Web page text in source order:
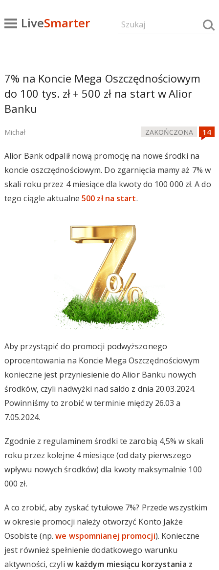
LiveSmarter
7% na Koncie Mega Oszczędnościowym
do 100 tys. zł + 500 zł na start w Alior
Banku
Michał ZAKOŃCZONA
Alior Bank odpalił nową promocję na nowe środki na
koncie oszczędnościowym. Do zgarnięcia mamy aż 7% w
skali roku przez 4 miesiące dla kwoty do 100 000 zł. A do
tego ciągle aktualne500 zł na start.
Aby przystąpić do promocji podwyższonego
oprocentowania na Koncie Mega Oszczędnościowym
konieczne jest przyniesienie do Alior Banku nowych
środków, czyli nadwyżki nad saldo z dnia 20.03.2024.
Powinniśmy to zrobić w terminie między 26.03 a
7.05.2024.
Zgodnie z regulaminem środki te zarobią 4,5% w skali
roku przez kolejne 4 miesiące (od daty pierwszego
wpływu nowych środków) dla kwoty maksymalnie 100
000 zł.
A co zrobić, aby zyskać tytułowe 7%? Przede wszystkim
w okresie promocji należy otworzyć Konto Jakże
Osobiste (np.we wspomnianej promocji). Konieczne
jest również spełnienie dodatkowego warunku
aktywności, czyli w każdym miesiącu korzystania z